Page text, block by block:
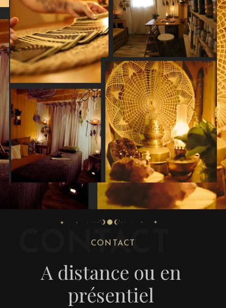
CONTACT
CONTACT
A distance ou en
présentiel